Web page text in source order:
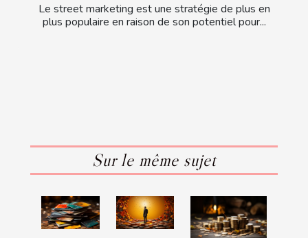
Le street marketing est une stratégie de plus en
plus populaire en raison de son potentiel pour...
Sur le même sujet